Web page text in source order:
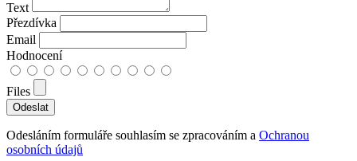
Text
Přezdívka
Email
Hodnocení
Files
Odesláním formuláře souhlasím se zpracováním a Ochranou
osobních údajů